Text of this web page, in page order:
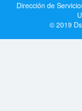
Dirección de
© 2019